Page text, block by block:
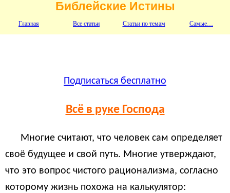
Библейские Истины
Главная Все статьи Статьи по темам Самые…
Подписаться бесплатно
Всё в руке Господа
Многие считают, что человек сам определяет
своё будущее и свой путь. Многие утверждают,
что это вопрос чистого рационализма, согласно
которому жизнь похожа на калькулятор: